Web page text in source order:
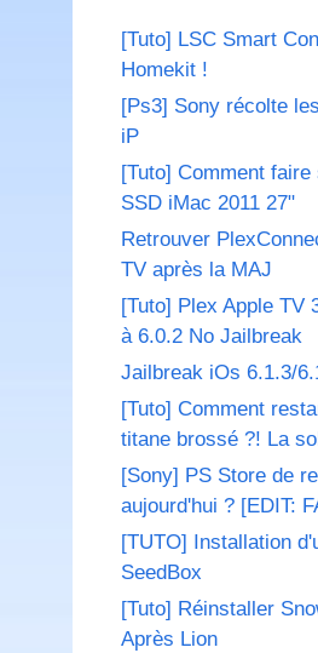
[Tuto] LSC Smart
Homekit !
[Ps3] Sony récolte
iP
[Tuto] Comment faire
SSD iMac 2011 27"
Retrouver
TV après la MAJ
[Tuto] Plex Apple TV
à 6.0.2 No Jailbreak
Jailbreak iOs 6.1.3/
[Tuto] Comment
titane brossé ?! La
[Sony] PS Store de
aujourd'hui ? [EDIT:
[TUTO] Installation
SeedBox
[Tuto] Réinstaller
Après Lion